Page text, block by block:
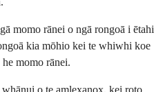
momo rānei o ngā rongoā i ētahi
kia mōhio kei te whiwhi koe
momo rānei.
o te amlexanox, kei roto